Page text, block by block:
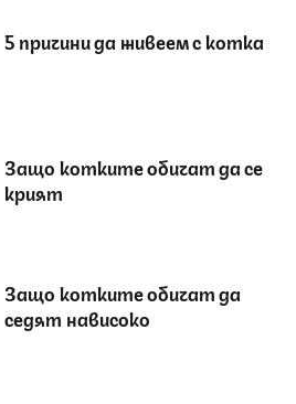
5 причини да живеем с котка
Защо котките обичат да се
крият
Защо котките обичат да
седят нависоко